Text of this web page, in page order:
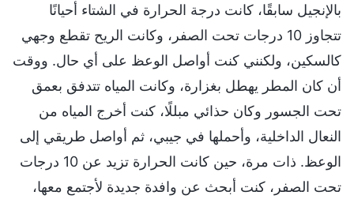
بالإنجيل سابقًا، كانت درجة الحرارة في الشتاء أحيانًا
تتجاوز 10 درجات تحت الصفر، وكانت الريح تقطع وجهي
كالسكين، ولكنني كنت أواصل الوعظ على أي حال. ووقت
أن كان المطر يهطل بغزارة، وكانت المياه تتدفق بعمق
تحت الجسور وكان حذائي مبللًا، كنت أخرج المياه من
النعال الداخلية، وأحملها في جيبي، ثم أواصل طريقي إلى
الوعظ. ذات مرة، حين كانت الحرارة تزيد عن 10 درجات
تحت الصفر، كنت أبحث عن وافدة جديدة لأجتمع معها،